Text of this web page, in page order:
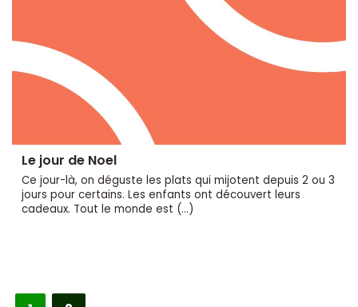
Le jour de Noel
Ce jour-là, on déguste les plats qui mijotent depuis 2 ou 3
jours pour certains. Les enfants ont découvert leurs
cadeaux. Tout le monde est (…)